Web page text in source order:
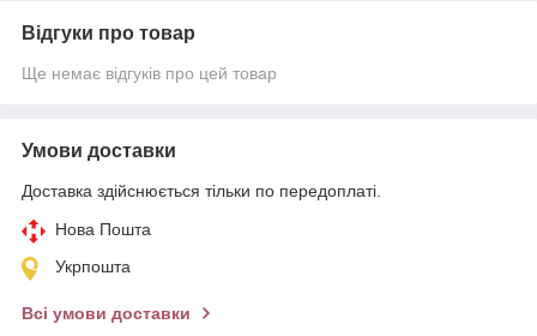
Відгуки про товар
Ще немає відгуків про цей товар
Умови доставки
Доставка здійснюється тільки по передоплаті.
Нова Пошта
Укрпошта
Всі умови доставки